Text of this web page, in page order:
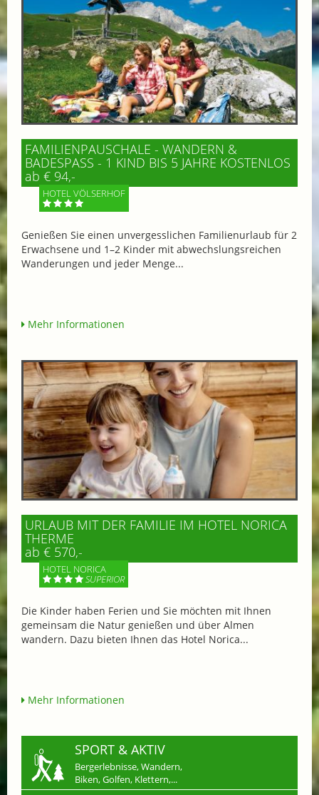
FAMILIENPAUSCHALE - WANDERN &
BADESPASS - 1 KIND BIS 5 JAHRE KOSTENLOS
ab € 94,-
HOTEL VÖLSERHOF
Genießen Sie einen unvergesslichen Familienurlaub für 2
Erwachsene und 1–2 Kinder mit abwechslungsreichen
Wanderungen und jeder Menge...
Mehr Informationen
URLAUB MIT DER FAMILIE IM HOTEL NORICA
THERME
ab € 570,-
HOTEL NORICA
SUPERIOR
Die Kinder haben Ferien und Sie möchten mit Ihnen
gemeinsam die Natur genießen und über Almen
wandern. Dazu bieten Ihnen das Hotel Norica...
Mehr Informationen
SPORT & AKTIV
Bergerlebnisse, Wandern,
Biken, Golfen, Klettern,...